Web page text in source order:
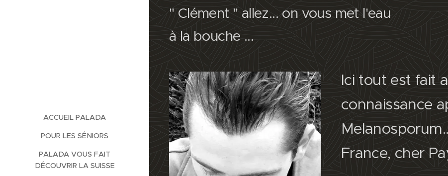
ACCUEIL PALADA
POUR LES SÉNIORS
PALADA VOUS FAIT
DÉCOUVRIR LA SUISSE
" Clément " allez... on vous met l'eau
à la bouche ...
Ici tout est fait
connaissance
France, cher